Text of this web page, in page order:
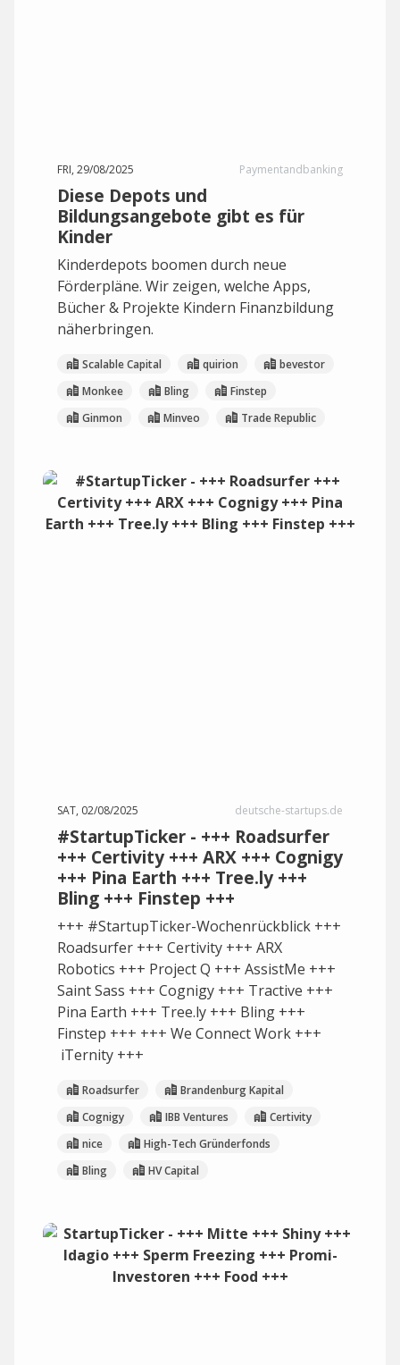
FRI, 29/08/2025 Paymentandbanking
Diese Depots und
Bildungsangebote gibt es für
Kinder
Kinderdepots boomen durch neue
Förderpläne. Wir zeigen, welche Apps,
Bücher & Projekte Kindern Finanzbildung
näherbringen.
Scalable Capital quirion
bevestor
Monkee
Bling
Finstep
Ginmon
Minveo Trade Republic
SAT, 02/08/2025 deutsche-startups.de
#StartupTicker - +++ Roadsurfer
+++ Certivity +++ ARX +++ Cognigy
+++ Pina Earth +++ Tree.ly +++
Bling +++ Finstep +++
+++ #StartupTicker-Wochenrückblick +++
Roadsurfer +++ Certivity +++ ARX
Robotics +++ Project Q +++ AssistMe +++
Saint Sass +++ Cognigy +++ Tractive +++
Pina Earth +++ Tree.ly +++ Bling +++
Finstep +++ +++ We Connect Work +++
iTernity +++
Roadsurfer
Brandenburg Kapital
Cognigy
IBB Ventures
Certivity
nice
High-Tech Gründerfonds
Bling
HV Capital